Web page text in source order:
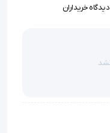
دیدگاه خریداران